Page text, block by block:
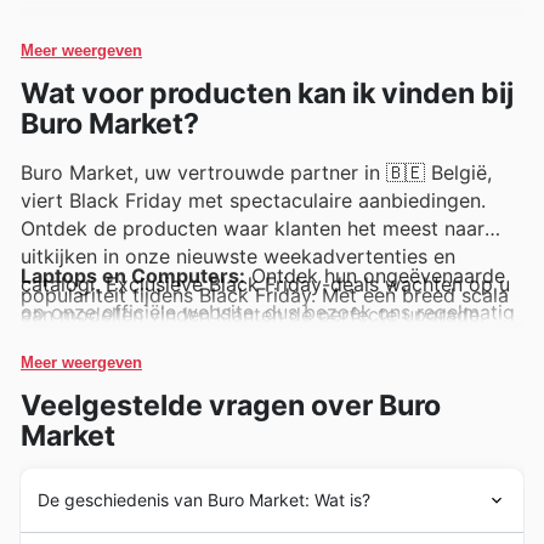
Meer weergeven
Wat voor producten kan ik vinden bij
Buro Market?
Buro Market, uw vertrouwde partner in 🇧🇪 België,
viert Black Friday met spectaculaire aanbiedingen.
Ontdek de producten waar klanten het meest naar
uitkijken in onze nieuwste weekadvertenties en
catalogi. Exclusieve Black Friday-deals wachten op u
op onze officiële website, dus bezoek ons regelmatig
Laptops en Computers:Ontdek hun ongeëvenaarde
populariteit tijdens Black Friday. Met een breed scala
aan modellen vinden klanten de perfecte upgrade.
Buro Market weekadvertenties en bieden fantastische
besparingen.
Smartphones en Mobiele Apparaten:
Deze
producten blijven een enorme vraag kennen, vooral
tijdens Black Friday. Ze zijn een vaste waarde in de
Buro Market deals, waardoor klanten de nieuwste
bemachtigen.
Huishoudelijke Apparaten:Van keukenapparatuur tot
reinigingsoplossingen, deze categorie is een
Meer weergeven
Veelgestelde vragen over Buro
Market
De geschiedenis van Buro Market: Wat is?